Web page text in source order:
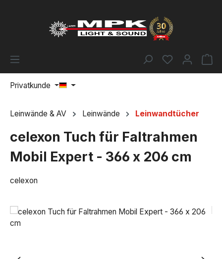
Du hast 0
Privatkunde
Leinwände & AV Leinwände Leinwandtücher
celexon Tuch für Faltrahmen
Mobil Expert - 366 x 206 cm
celexon
Bildergalerie überspringen